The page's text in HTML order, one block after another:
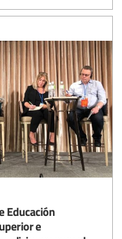
Educación
e